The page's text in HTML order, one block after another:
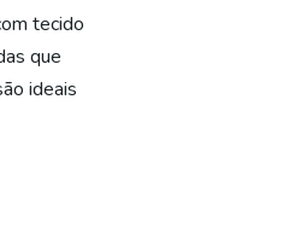
tecido
que
ideais